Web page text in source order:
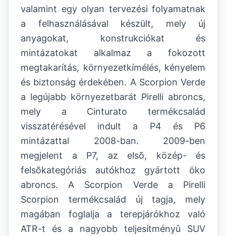
valamint egy olyan tervezési folyamatnak
a felhasználásával készült, mely új
anyagokat, konstrukciókat és
mintázatokat alkalmaz a fokozott
megtakarítás, környezetkímélés, kényelem
és biztonság érdekében. A Scorpion Verde
a legújabb környezetbarát Pirelli abroncs,
mely a Cinturato termékcsalád
visszatérésével indult a P4 és P6
mintázattal 2008-ban. 2009-ben
megjelent a P7, az elsõ, közép- és
felsõkategóriás autókhoz gyártott öko
abroncs. A Scorpion Verde a Pirelli
Scorpion termékcsalád új tagja, mely
magában foglalja a terepjárókhoz való
ATR-t és a nagyobb teljesítményû SUV